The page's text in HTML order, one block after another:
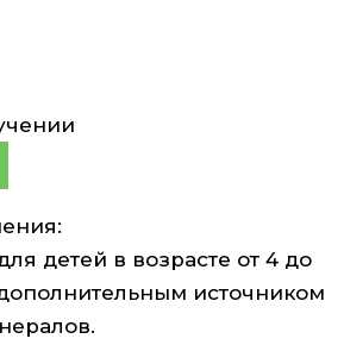
детей в возрасте от 4 до
источником